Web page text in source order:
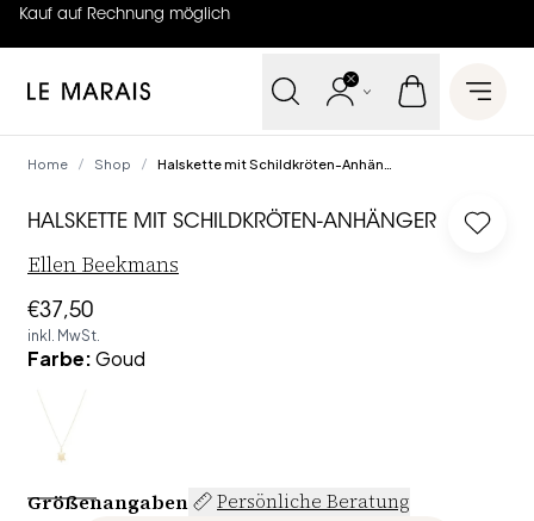
Kauf auf Rechnung möglich
4.7 von 5 (130 Bewertungen
Le Marais Open
Home / Shop /
HALSKETTE MIT SCHILDKRÖTEN-ANHÄNGER Log
Ellen Beekmans
€37,50
inkl. MwSt.
Farbe:Goud
Größenangaben Persönliche Beratung